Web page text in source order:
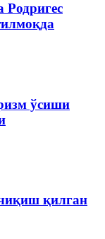
ўсиши
қилган